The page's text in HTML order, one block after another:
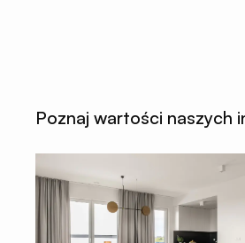
Poznaj wartości naszych